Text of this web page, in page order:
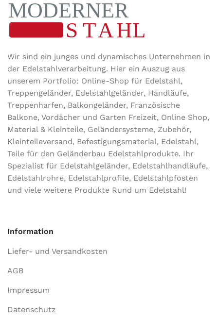
ROHRART Vierkantrohr/gerade
TYP Flansch
Wir sind ein junges und dynamisches Unternehmen in
der Edel­stahl­ver­arbeitung. Hier ein Auszug aus
unserem Portfolio: Online-Shop für Edelstahl,
Treppengeländer, Edelstahlgeländer, Handläufe,
Treppenharfen, Balkongeländer, Französische
Balkone, Vordächer und Garten Freizeit, Online Shop,
Material & Kleinteile, Geländersysteme, Zubehör,
Kleinteileversand, Befestigungsmaterial, Edelstahl,
Teile für den Geländerbau Edelstahlprodukte. Ihr
Spezialist für Edelstahlgeländer, Edelstahlhandläufe,
Edelstahlrohre, Edelstahlprofile, Edelstahlpfosten
und viele weitere Produkte Rund um Edelstahl!
Information
Liefer- und Versandkosten
AGB
Impressum
Datenschutz